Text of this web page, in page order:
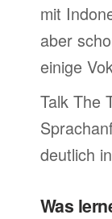
mit
aber
einige
Talk The
deutlich
Was